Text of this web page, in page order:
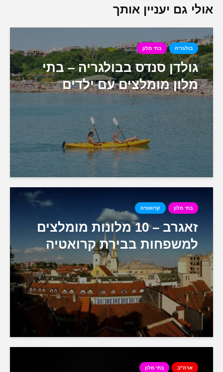
אולי גם יעניין אותך
בולגריה בתי מלון
גולדן סנדס בבולגריה – בתי
מלון מומלצים עם ילדים
בתי מלון קרואטיה
זאגרב – 10 מלונות מומלצים
למשפחות בבירת קרואטיה
ארה"ב בתי מלון